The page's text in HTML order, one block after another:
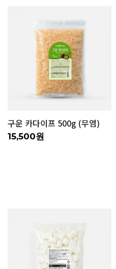
구운 카다이프 500g (무염)
15,500원